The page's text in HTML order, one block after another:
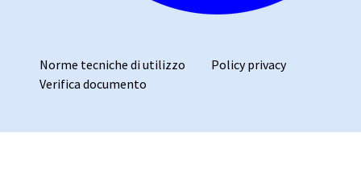
Norme tecniche di utilizzo
Policy privacy
Verifica documento